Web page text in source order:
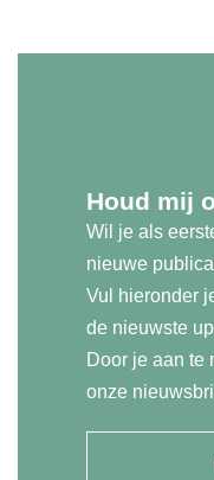
Houd mij
Wil je als
nieuwe
Vul hieronder
de nieuwste
Door je aan te
onze